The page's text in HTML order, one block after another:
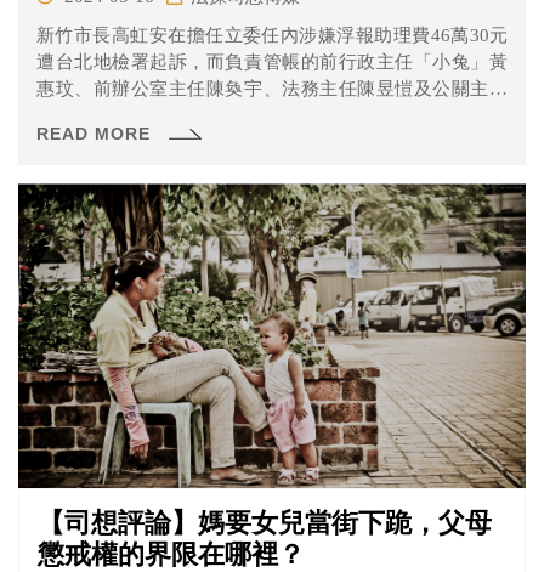
新竹市長高虹安在擔任立委任內涉嫌浮報助理費46萬30元
遭台北地檢署起訴，而負責管帳的前行政主任「小兔」黃
惠玟、前辦公室主任陳奐宇、法務主任陳昱愷及公關主任
庭，詰問的證人包含前高辦助理「Z9」吳達偉、私聘助理
同被告王郁文。
READ MORE
【司想評論】媽要女兒當街下跪，父母
懲戒權的界限在哪裡？